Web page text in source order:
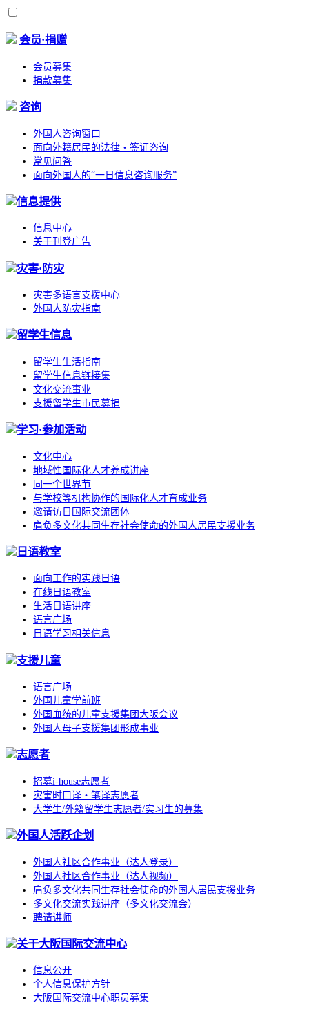
会员·捐赠
会员募集
捐款募集
咨询
外国人咨询窗口
面向外籍居民的法律・签证咨询
常见问答
面向外国人的“一日信息咨询服务”
信息提供
信息中心
关于刊登广告
灾害·防灾
灾害多语言支援中心
外国人防灾指南
留学生信息
留学生生活指南
留学生信息链接集
文化交流事业
支援留学生市民募捐
学习·参加活动
文化中心
地域性国际化人才养成讲座
同一个世界节
与学校等机构协作的国际化人才育成业务
邀请访日国际交流团体
肩负多文化共同生存社会使命的外国人居民支援业务
日语教室
面向工作的实践日语
在线日语教室
生活日语讲座
语言广场
日语学习相关信息
支援儿童
语言广场
外国儿童学前班
外国血统的儿童支援集团大阪会议
外国人母子支援集团形成事业
志愿者
招募i-house志愿者
灾害时口译・笔译志愿者
大学生/外籍留学生志愿者/实习生的募集
外国人活跃企划
外国人社区合作事业（达人登录）
外国人社区合作事业（达人视频）
肩负多文化共同生存社会使命的外国人居民支援业务
多文化交流实践讲座（多文化交流会）
聘请讲师
关于大阪国际交流中心
信息公开
个人信息保护方针
大阪国际交流中心职员募集